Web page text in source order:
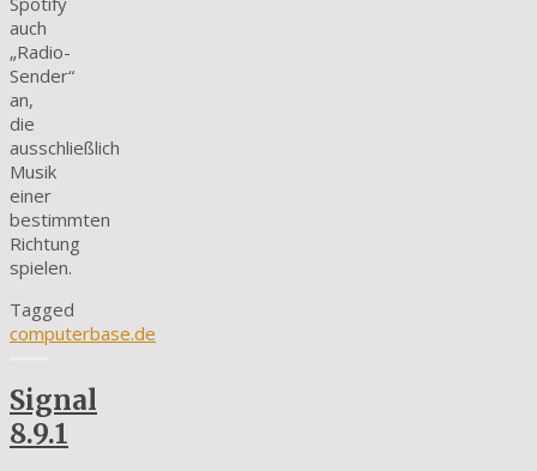
auch
„Radio-
Sender“
an,
die
ausschließlich
Musik
einer
bestimmten
Richtung
spielen.
Tagged
computerbase.de
Signal
8.9.1